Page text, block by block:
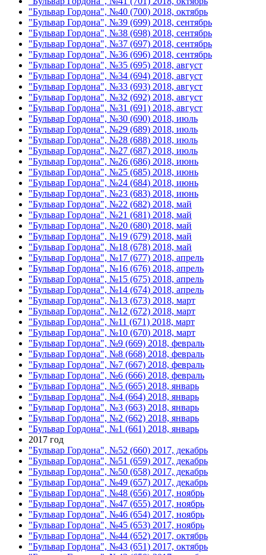
"Бульвар Гордона", №40 (700) 2018, октябрь
"Бульвар Гордона", №39 (699) 2018, сентябрь
"Бульвар Гордона", №38 (698) 2018, сентябрь
"Бульвар Гордона", №37 (697) 2018, сентябрь
"Бульвар Гордона", №36 (696) 2018, сентябрь
"Бульвар Гордона", №35 (695) 2018, август
"Бульвар Гордона", №34 (694) 2018, август
"Бульвар Гордона", №33 (693) 2018, август
"Бульвар Гордона", №32 (692) 2018, август
"Бульвар Гордона", №31 (691) 2018, август
"Бульвар Гордона", №30 (690) 2018, июль
"Бульвар Гордона", №29 (689) 2018, июль
"Бульвар Гордона", №28 (688) 2018, июль
"Бульвар Гордона", №27 (687) 2018, июль
"Бульвар Гордона", №26 (686) 2018, июнь
"Бульвар Гордона", №25 (685) 2018, июнь
"Бульвар Гордона", №24 (684) 2018, июнь
"Бульвар Гордона", №23 (683) 2018, июнь
"Бульвар Гордона", №22 (682) 2018, май
"Бульвар Гордона", №21 (681) 2018, май
"Бульвар Гордона", №20 (680) 2018, май
"Бульвар Гордона", №19 (679) 2018, май
"Бульвар Гордона", №18 (678) 2018, май
"Бульвар Гордона", №17 (677) 2018, апрель
"Бульвар Гордона", №16 (676) 2018, апрель
"Бульвар Гордона", №15 (675) 2018, апрель
"Бульвар Гордона", №14 (674) 2018, апрель
"Бульвар Гордона", №13 (673) 2018, март
"Бульвар Гордона", №12 (672) 2018, март
"Бульвар Гордона", №11 (671) 2018, март
"Бульвар Гордона", №10 (670) 2018, март
"Бульвар Гордона", №9 (669) 2018, февраль
"Бульвар Гордона", №8 (668) 2018, февраль
"Бульвар Гордона", №7 (667) 2018, февраль
"Бульвар Гордона", №6 (666) 2018, февраль
"Бульвар Гордона", №5 (665) 2018, январь
"Бульвар Гордона", №4 (664) 2018, январь
"Бульвар Гордона", №3 (663) 2018, январь
"Бульвар Гордона", №2 (662) 2018, январь
"Бульвар Гордона", №1 (661) 2018, январь
2017 год
"Бульвар Гордона", №52 (660) 2017, декабрь
"Бульвар Гордона", №51 (659) 2017, декабрь
"Бульвар Гордона", №50 (658) 2017, декабрь
"Бульвар Гордона", №49 (657) 2017, декабрь
"Бульвар Гордона", №48 (656) 2017, ноябрь
"Бульвар Гордона", №47 (655) 2017, ноябрь
"Бульвар Гордона", №46 (654) 2017, ноябрь
"Бульвар Гордона", №45 (653) 2017, ноябрь
"Бульвар Гордона", №44 (652) 2017, октябрь
"Бульвар Гордона", №43 (651) 2017, октябрь